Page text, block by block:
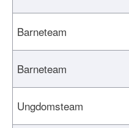
Barneteam
Barneteam
Ungdomsteam